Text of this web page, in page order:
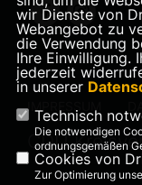
IMPRESSUM
CDU
wir Dienste von
Webangebot zu
die Verwendung
Ihre Einwilligung.
jederzeit
in unserer
Technisch
Die notwendigen
ordnungsgemäßen
Cookies von
Zur Optimierung